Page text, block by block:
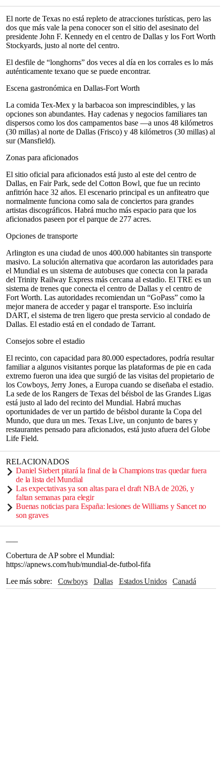
El norte de Texas no está repleto de atracciones turísticas, pero las
dos que más vale la pena conocer son el sitio del asesinato del
presidente John F. Kennedy en el centro de Dallas y los Fort Worth
Stockyards, justo al norte del centro.
El desfile de “longhorns” dos veces al día en los corrales es lo más
auténticamente texano que se puede encontrar.
Escena gastronómica en Dallas-Fort Worth
La comida Tex-Mex y la barbacoa son imprescindibles, y las
opciones son abundantes. Hay cadenas y negocios familiares tan
dispersos como los dos campamentos base —a unos 48 kilómetros
(30 millas) al norte de Dallas (Frisco) y 48 kilómetros (30 millas) al
sur (Mansfield).
Zonas para aficionados
El sitio oficial para aficionados está justo al este del centro de
Dallas, en Fair Park, sede del Cotton Bowl, que fue un recinto
anfitrión hace 32 años. El escenario principal es un anfiteatro que
normalmente funciona como sala de conciertos para grandes
artistas discográficos. Habrá mucho más espacio para que los
aficionados paseen por el parque de 277 acres.
Opciones de transporte
Arlington es una ciudad de unos 400.000 habitantes sin transporte
masivo. La solución alternativa que acordaron las autoridades para
el Mundial es un sistema de autobuses que conecta con la parada
del Trinity Railway Express más cercana al estadio. El TRE es un
sistema de trenes que conecta el centro de Dallas y el centro de
Fort Worth. Las autoridades recomiendan un “GoPass” como la
mejor manera de acceder y pagar el transporte. Eso incluiría
DART, el sistema de tren ligero que presta servicio al condado de
Dallas. El estadio está en el condado de Tarrant.
Consejos sobre el estadio
El recinto, con capacidad para 80.000 espectadores, podría resultar
familiar a algunos visitantes porque las plataformas de pie en cada
extremo fueron una idea que surgió de las visitas del propietario de
los Cowboys, Jerry Jones, a Europa cuando se diseñaba el estadio.
La sede de los Rangers de Texas del béisbol de las Grandes Ligas
está justo al lado del recinto del Mundial. Habrá muchas
oportunidades de ver un partido de béisbol durante la Copa del
Mundo, que dura un mes. Texas Live, un conjunto de bares y
restaurantes pensado para aficionados, está justo afuera del Globe
Life Field.
RELACIONADOS
Daniel Siebert pitará la final de la Champions tras quedar fuera
de la lista del Mundial
Las expectativas ya son altas para el draft NBA de 2026, y
faltan semanas para elegir
Buenas noticias para España: lesiones de Williams y Sancet no
son graves
Cobertura de AP sobre el Mundial:
https://apnews.com/hub/mundial-de-futbol-fifa
Lee más sobre
Cowboys Dallas Estados Unidos
Canadá